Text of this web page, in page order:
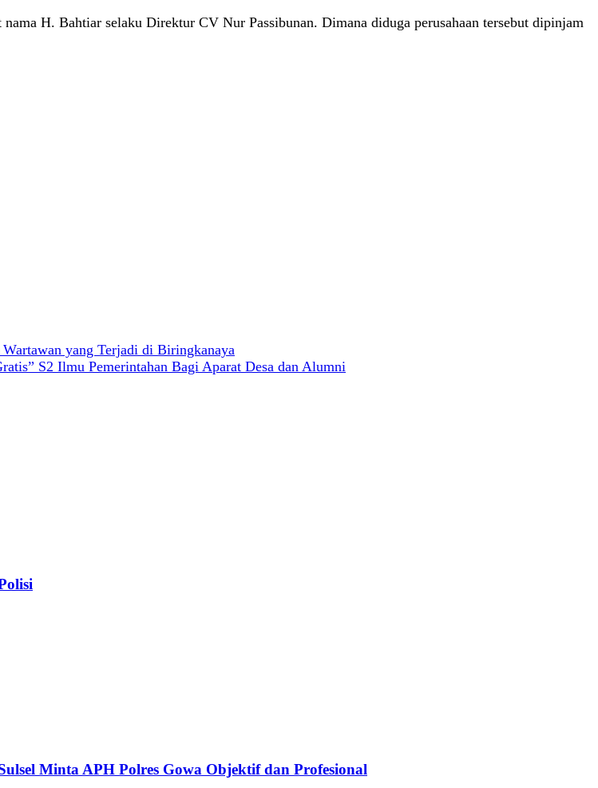
H. Bahtiar selaku Direktur CV Nur Passibunan. Dimana diduga perusahaan tersebut dipinjam
yang Terjadi di Biringkanaya
S2 Ilmu Pemerintahan Bagi Aparat Desa dan Alumni
Minta APH Polres Gowa Objektif dan Profesional